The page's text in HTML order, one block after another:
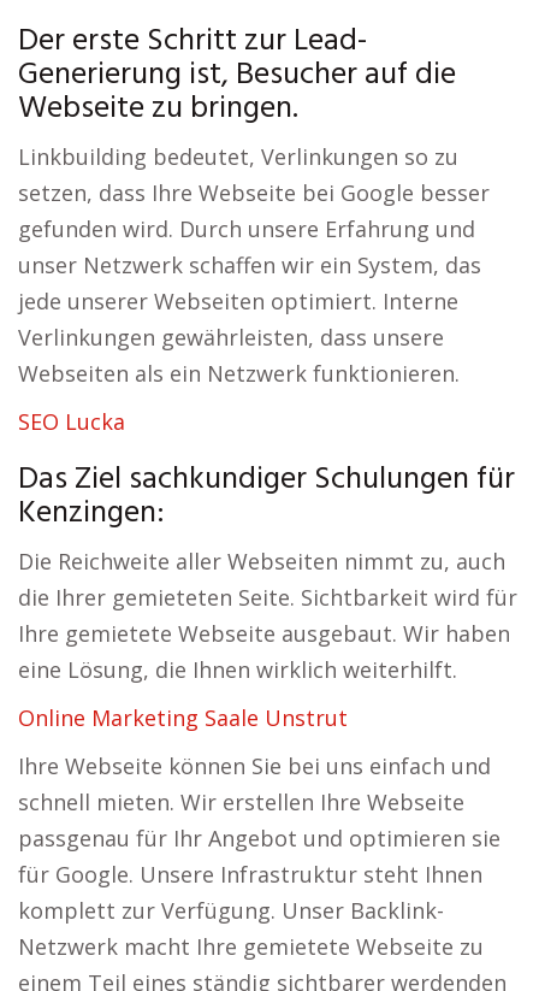
Der erste Schritt zur Lead-
Generierung ist, Besucher auf die
Webseite zu bringen.
Linkbuilding bedeutet, Verlinkungen so zu
setzen, dass Ihre Webseite bei Google besser
gefunden wird. Durch unsere Erfahrung und
unser Netzwerk schaffen wir ein System, das
jede unserer Webseiten optimiert. Interne
Verlinkungen gewährleisten, dass unsere
Webseiten als ein Netzwerk funktionieren.
SEO Lucka
Das Ziel sachkundiger Schulungen für
Kenzingen:
Die Reichweite aller Webseiten nimmt zu, auch
die Ihrer gemieteten Seite. Sichtbarkeit wird für
Ihre gemietete Webseite ausgebaut. Wir haben
eine Lösung, die Ihnen wirklich weiterhilft.
Online Marketing Saale Unstrut
Ihre Webseite können Sie bei uns einfach und
schnell mieten. Wir erstellen Ihre Webseite
passgenau für Ihr Angebot und optimieren sie
für Google. Unsere Infrastruktur steht Ihnen
komplett zur Verfügung. Unser Backlink-
Netzwerk macht Ihre gemietete Webseite zu
einem Teil eines ständig sichtbarer werdenden